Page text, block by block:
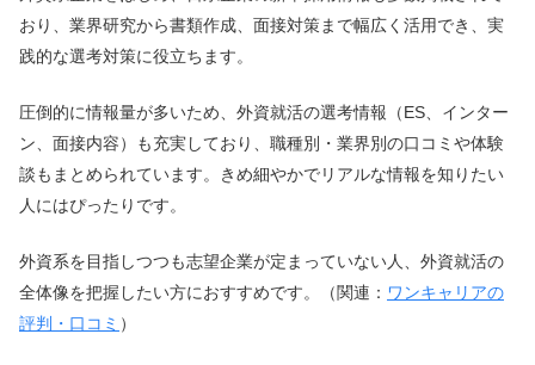
おり、業界研究から書類作成、面接対策まで幅広く活用でき、実
践的な選考対策に役立ちます。
圧倒的に情報量が多いため、外資就活の選考情報（ES、インター
ン、面接内容）も充実しており、職種別・業界別の口コミや体験
談もまとめられています。きめ細やかでリアルな情報を知りたい
人にはぴったりです。
外資系を目指しつつも志望企業が定まっていない人、外資就活の
全体像を把握したい方におすすめです。（関連： ワンキャリアの
評判・口コミ ）